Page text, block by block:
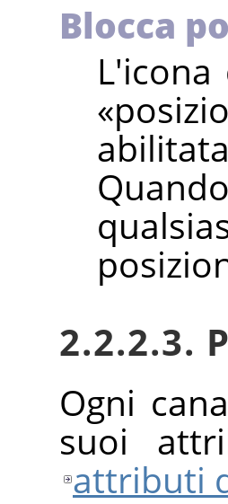
Blocca
«
2.2.2.3.
Ogni
suoi
attributi